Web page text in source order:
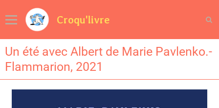
Croqu'livre
Un été avec Albert de Marie Pavlenko.-
Flammarion, 2021